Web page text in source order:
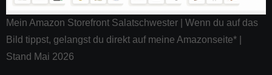
Mein Amazon Storefront Salatschwester | Wenn du auf das
Bild tippst, gelangst du direkt auf meine Amazonseite* |
Stand Mai 2026